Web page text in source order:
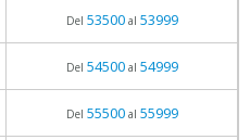
Del 53500al 53999
Del 54500al 54999
Del 55500al 55999